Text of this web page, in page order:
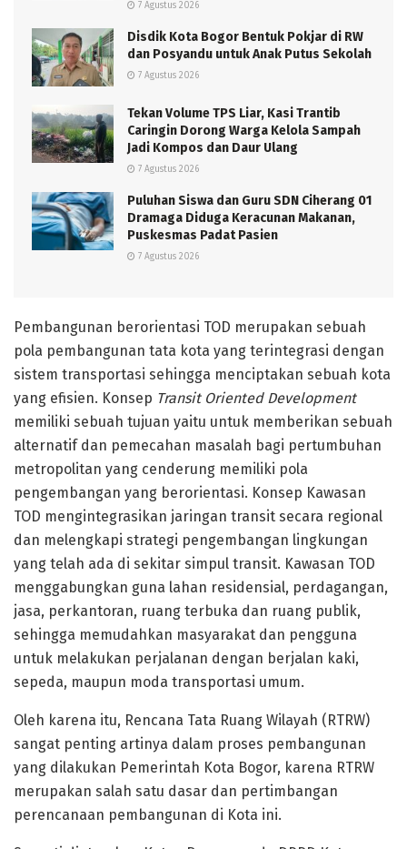
7 Agustus 2026
Disdik Kota Bogor Bentuk Pokjar di RW
dan Posyandu untuk Anak Putus Sekolah
7 Agustus 2026
Tekan Volume TPS Liar, Kasi Trantib
Caringin Dorong Warga Kelola Sampah
Jadi Kompos dan Daur Ulang
7 Agustus 2026
Puluhan Siswa dan Guru SDN Ciherang 01
Dramaga Diduga Keracunan Makanan,
Puskesmas Padat Pasien
7 Agustus 2026
Pembangunan berorientasi TOD merupakan sebuah
pola pembangunan tata kota yang terintegrasi dengan
sistem transportasi sehingga menciptakan sebuah kota
yang efisien. Konsep Transit Oriented Development
memiliki sebuah tujuan yaitu untuk memberikan sebuah
alternatif dan pemecahan masalah bagi pertumbuhan
metropolitan yang cenderung memiliki pola
pengembangan yang berorientasi. Konsep Kawasan
TOD mengintegrasikan jaringan transit secara regional
dan melengkapi strategi pengembangan lingkungan
yang telah ada di sekitar simpul transit. Kawasan TOD
menggabungkan guna lahan residensial, perdagangan,
jasa, perkantoran, ruang terbuka dan ruang publik,
sehingga memudahkan masyarakat dan pengguna
untuk melakukan perjalanan dengan berjalan kaki,
sepeda, maupun moda transportasi umum.
Oleh karena itu, Rencana Tata Ruang Wilayah (RTRW)
sangat penting artinya dalam proses pembangunan
yang dilakukan Pemerintah Kota Bogor, karena RTRW
merupakan salah satu dasar dan pertimbangan
perencanaan pembangunan di Kota ini.